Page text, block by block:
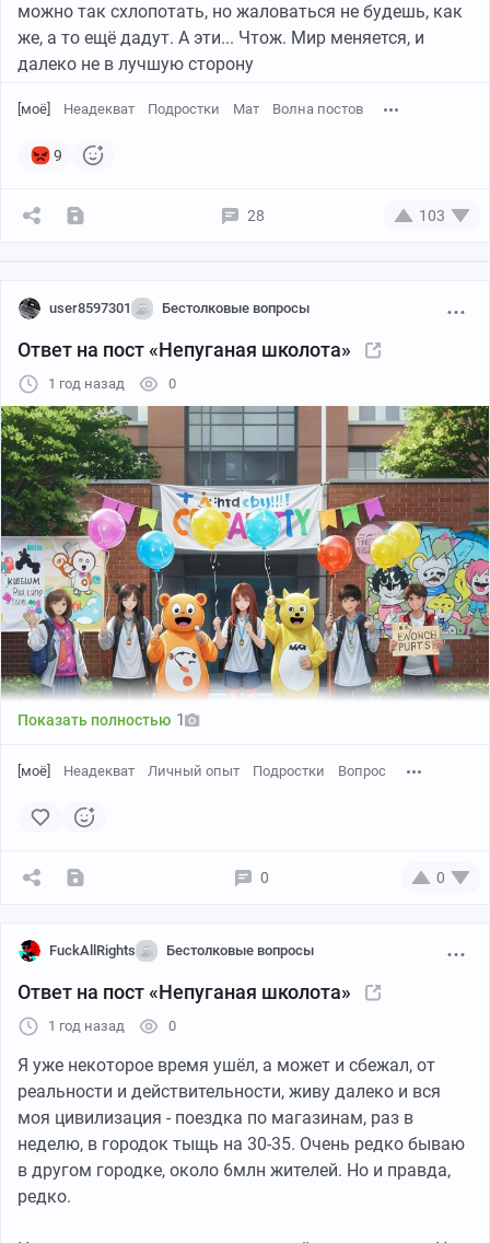
можно так схлопотать, но жаловаться не будешь, как
же, а то ещё дадут. А эти... Чтож. Мир меняется, и
далеко не в лучшую сторону
[моё] Неадекват Подростки Мат Волна постов
9
28 103
user8597301 Бестолковые вопросы
Ответ на пост «Непуганая школота»
1 год назад 0
ведущую себя как последние идиоты: громкий мат в
общественных местах, опасные игры на эскалаторах,
вейпы в лицо прохожим, бычья реакция на замечания.
И всё это время они явно какаются поносом – их
самоуверенность граничит с клинической тупостью.
Сон товарища:
В лифт ТЦ с ним и женой вваливаются четверо
подтекающих подростков (3 девочки, парень). Две
Показать полностью 1
[моё] Неадекват Личный опыт Подростки Вопрос
0 0
FuckAllRights Бестолковые вопросы
Ответ на пост «Непуганая школота»
1 год назад 0
Я уже некоторое время ушёл, а может и сбежал, от
реальности и действительности, живу далеко и вся
моя цивилизация - поездка по магазинам, раз в
неделю, в городок тыщь на 30-35. Очень редко бываю
в другом городке, около 6млн жителей. Но и правда,
редко.